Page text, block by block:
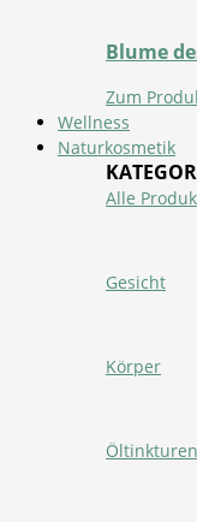
Blume
Zum
Wellness
Naturkosmetik
Alle
Gesicht
Körper
Öltinkturen